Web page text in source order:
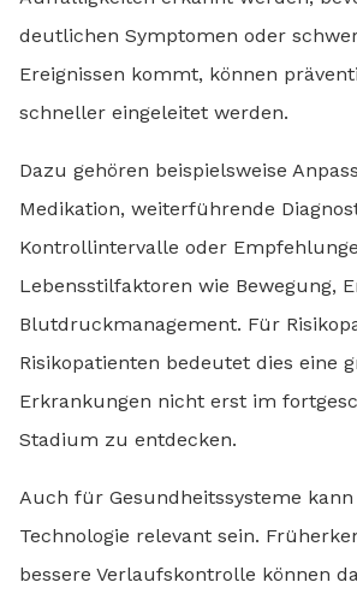
deutlichen Symptomen oder
Ereignissen kommt, können
schneller eingeleitet werden.
Dazu gehören beispielsweise
Medikation, weiterführende
Kontrollintervalle oder
Lebensstilfaktoren wie Bewegung,
Blutdruckmanagement. Für
Risikopatienten bedeutet dies eine
Erkrankungen nicht erst im
Stadium zu entdecken.
Auch für Gesundheitssysteme kann
Technologie relevant sein.
bessere Verlaufskontrolle können